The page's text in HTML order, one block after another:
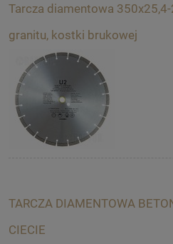
Tarcza diamentowa
granitu, kostki brukowej
TARCZA DIAMENTOWA
CIECIE